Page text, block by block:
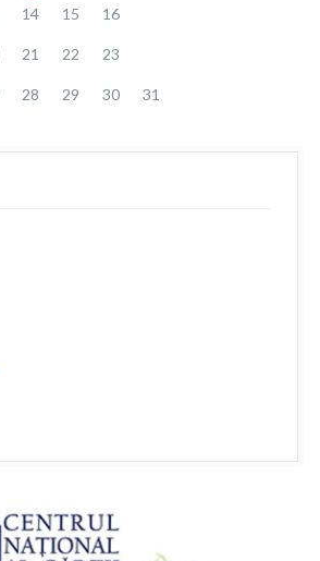
14 15 16
21 22 23
28 29 30 31